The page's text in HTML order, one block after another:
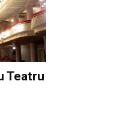
Teatru